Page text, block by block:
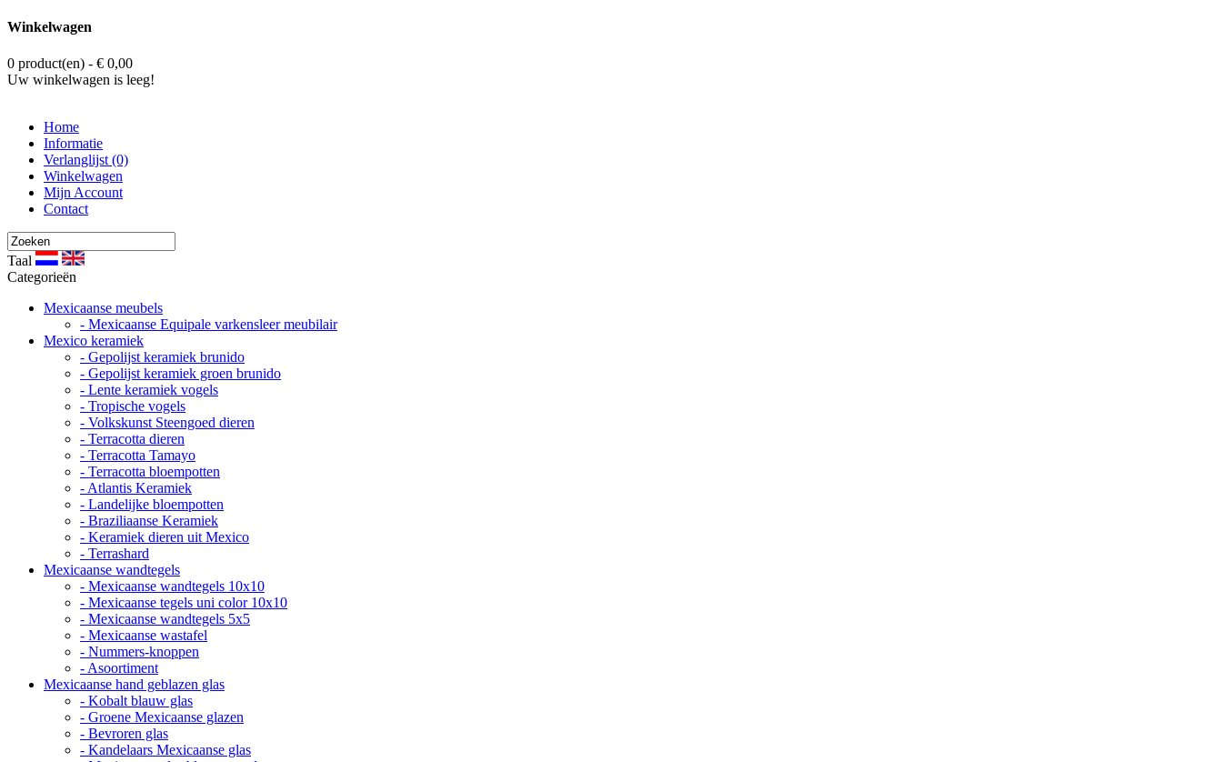
Winkelwagen
0 product(en) - € 0,00
Uw winkelwagen is leeg!
Home
Informatie
Verlanglijst (0)
Winkelwagen
Mijn Account
Contact
Taal
Categorieën
Mexicaanse meubels
- Mexicaanse Equipale varkensleer meubilair
Mexico keramiek
- Gepolijst keramiek brunido
- Gepolijst keramiek groen brunido
- Lente keramiek vogels
- Tropische vogels
- Volkskunst Steengoed dieren
- Terracotta dieren
- Terracotta Tamayo
- Terracotta bloempotten
- Atlantis Keramiek
- Landelijke bloempotten
- Braziliaanse Keramiek
- Keramiek dieren uit Mexico
- Terrashard
Mexicaanse wandtegels
- Mexicaanse wandtegels 10x10
- Mexicaanse tegels uni color 10x10
- Mexicaanse wandtegels 5x5
- Mexicaanse wastafel
- Nummers-knoppen
- Asoortiment
Mexicaanse hand geblazen glas
- Kobalt blauw glas
- Groene Mexicaanse glazen
- Bevroren glas
- Kandelaars Mexicaanse glas